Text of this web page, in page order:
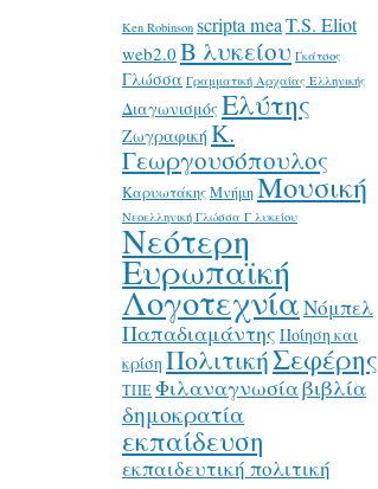
Ken Robinson scripta meaT.S. Eliot
web2.0 Β λυκείου Γκάτσος
Γλώσσα Γραμματική Αρχαίας Ελληνικής
ΔιαγωνισμόςΕλύτης
Ζωγραφική Κ.
Γεωργουσόπουλος
ΚαρυωτάκηςΜνήμηΜουσική
Νεοελληνική Γλώσσα Γ λυκείου
Νεότερη
Ευρωπαϊκή
ΛογοτεχνίαΝόμπελ
Παπαδιαμάντης Ποίηση και
κρίση ΠολιτικήΣεφέρης
ΤΠΕΦιλαναγνωσίαβιβλία
δημοκρατία
εκπαίδευση
εκπαιδευτική πολιτική